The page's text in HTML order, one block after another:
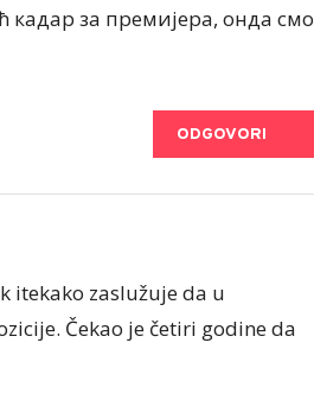
кадар за премијера, онда смо
ODGOVORI
itekako zaslužuje da u
Čekao je četiri godine da